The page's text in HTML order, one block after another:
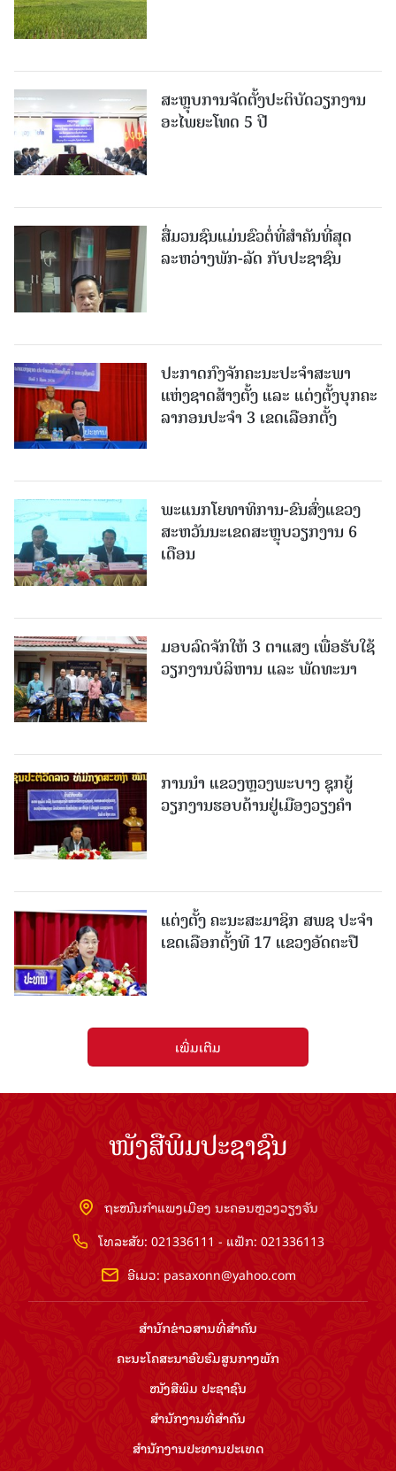
ສະຫຼຸບການຈັດຕັ້ງປະຕິບັດວຽກງານ
ອະໄພຍະໂທດ 5 ປີ
ສື່ມວນຊົນແມ່ນຂົວຕໍ່ທີ່ສໍາຄັນທີ່ສຸດ
ລະຫວ່າງພັກ-ລັດ ກັບປະຊາຊົນ
ປະກາດກົງຈັກຄະນະປະຈໍາສະພາ
ແຫ່ງຊາດສ້າງຕັ້ງ ແລະ ແຕ່ງຕັ້ງບຸກຄະ
ລາກອນປະຈໍາ 3 ເຂດເລືອກຕັ້ງ
ພະແນກໂຍທາທິການ-ຂົນສົ່ງແຂວງ
ສະຫວັນນະເຂດສະຫຼຸບວຽກງານ 6
ເດືອນ
ມອບລົດຈັກໃຫ້ 3 ຕາແສງ ເພື່ອຮັບໃຊ້
ວຽກງານບໍລິຫານ ແລະ ພັດທະນາ
ການນຳ ແຂວງຫຼວງພະບາງ ຊຸກຍູ້
ວຽກງານຮອບດ້ານຢູ່ເມືອງວຽງຄໍາ
ແຕ່ງຕັ້ງ ຄະນະສະມາຊິກ ສພຊ ປະຈຳ
ເຂດເລືອກຕັ້ງທີ 17 ແຂວງອັດຕະປື
ເພີ່ມເຕີມ
ໜັງສືພິມປະຊາຊົນ
ຖະໜົນກຳແພງເມືອງ ນະຄອນຫຼວງວຽງຈັນ
ໂທລະສັບ: 021336111 - ແຟັກ: 021336113
ອີເມວ: pasaxonn@yahoo.com
ສຳ​ນັກ​ຂ່າວ​ສານ​ທີ່​ສຳ​ຄັນ​
ຄະນະໂຄສະນາອົບຮົມ​ສູນ​ກາງ​ພັກ
ໜັງສືພິມ ປະ​ຊາ​ຊົນ
ສຳ​ນັກ​ງານ​ທີ່​ສຳ​ຄັນ
ສຳ​ນັກ​ງານ​ປະ​ທານ​ປະ​ເທດ